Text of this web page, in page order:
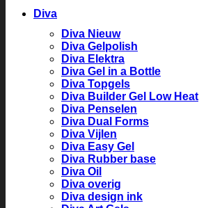
Diva
Diva Nieuw
Diva Gelpolish
Diva Elektra
Diva Gel in a Bottle
Diva Topgels
Diva Builder Gel Low Heat
Diva Penselen
Diva Dual Forms
Diva Vijlen
Diva Easy Gel
Diva Rubber base
Diva Oil
Diva overig
Diva design ink